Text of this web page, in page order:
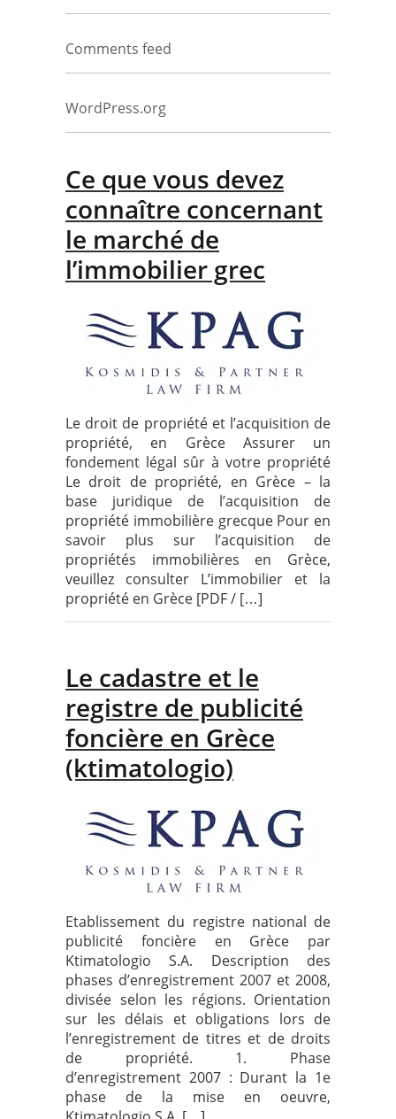
Comments feed
WordPress.org
Ce que vous devez
connaître concernant
le marché de
l’immobilier grec
Le droit de propriété et l’acquisition de
propriété, en Grèce Assurer un
fondement légal sûr à votre propriété
Le droit de propriété, en Grèce – la
base juridique de l’acquisition de
propriété immobilière grecque Pour en
savoir plus sur l’acquisition de
propriétés immobilières en Grèce,
veuillez consulter L’immobilier et la
propriété en Grèce [PDF / […]
Le cadastre et le
registre de publicité
foncière en Grèce
(ktimatologio)
Etablissement du registre national de
publicité foncière en Grèce par
Ktimatologio S.A. Description des
phases d’enregistrement 2007 et 2008,
divisée selon les régions. Orientation
sur les délais et obligations lors de
l’enregistrement de titres et de droits
de propriété. 1. Phase
d’enregistrement 2007 : Durant la 1e
phase de la mise en oeuvre,